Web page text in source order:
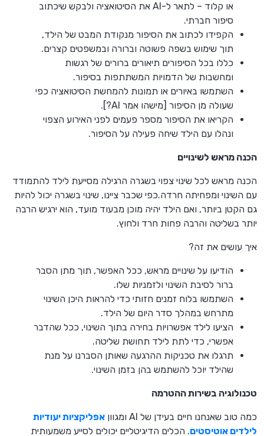
או קלוד – לתאר ל-AI את הסיטואציה ולבקש שיכתוב
סיפור חברתי.
הקפידו לכתוב את הסיפור מנקודת המבט של הילד,
תוך שימוש בשפה פשוטה וברורה ובמשפטים קצרים.
כללו בכל הסיפורים תיאורים ברורים של רגשות
ומחשבות של הדמויות המשתתפות בסיפור.
השתמשו באיורים או תמונות להמחשת הסיטואציה כפי
שעולה מן הסיפור [מישהו אמר AI?].
הקריאו את הסיפור מספר פעמים לפני האירוע הצפוי
ונהלו עם הילד שיחה פעילה על הסיפור.
הכנה מראש לשינויים
הכנה מראש לכל שינוי צפוי בשגרה הרגילה מסייעת לילד להתמודד
עם השינוי ומפחיתה חרדה.כפי שכבר ציינו, שינוי בשגרה יכול להיות
גם הקטן ביותר, ואם הילד יהיה מוכן מבעוד מועד, הוא ירגיש הרבה
יותר בשליטה והרבה פחות חרד ולחוץ.
איך עושים את זה?
הודיעו על שינויים מראש, ככל האפשר, תוך מתן הסבר
ברור לסיבת השינוי ולזמניות שלו.
השתמשו בלוח זמנים חזותי כדי להראות היכן השינוי
מתרחש במהלך סדר היום של הילד.
הציעו לילד אפשרויות בחירה בתוך השינוי, ככל שהדבר
אפשרי, כדי לתת לילד תחושת שליטה.
תרגלו את טכניקות ההרגעה שאותן הסברנו על מנת
שהילד יוכל להשתמש בהן בזמן השינוי.
טכנולוגיה בשירות ההטרמה
כמה טוב שאנחנו חיים בעידן של AI ומגוון
אפליקציות יעודיות
לילדים אוטיסטים. הכלים הדיגיטליים יכולים לסייע משמעותית